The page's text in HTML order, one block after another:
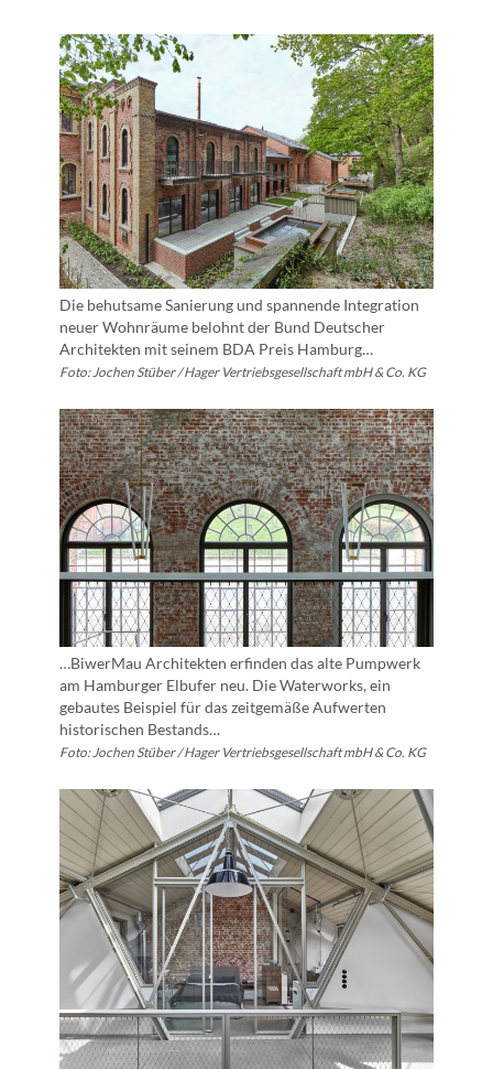
Die behutsame Sanierung und spannende Integration
neuer Wohnräume belohnt der Bund Deutscher
Architekten mit seinem BDA Preis Hamburg…
Foto: Jochen Stüber / Hager Vertriebsgesellschaft mbH & Co. KG
…BiwerMau Architekten erfinden das alte Pumpwerk
am Hamburger Elbufer neu. Die Waterworks, ein
gebautes Beispiel für das zeitgemäße Aufwerten
historischen Bestands…
Foto: Jochen Stüber / Hager Vertriebsgesellschaft mbH & Co. KG